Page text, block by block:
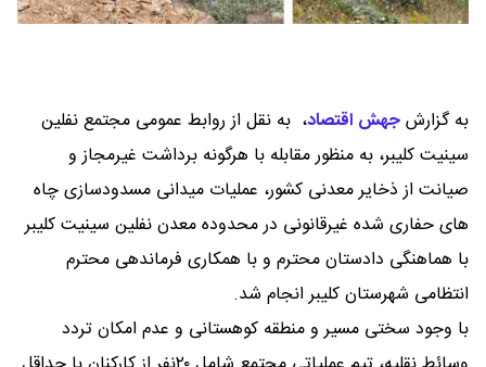
به گزارشجهش اقتصاد، به نقل از روابط عمومی مجتمع نفلین
سینیت کلیبر، به منظور مقابله با هرگونه برداشت غیرمجاز و
صیانت از ذخایر معدنی کشور، عملیات میدانی مسدودسازی چاه
های حفاری شده غیرقانونی در محدوده معدن نفلین سینیت کلیبر
با هماهنگی دادستان محترم و با همکاری فرماندهی محترم
انتظامی شهرستان کلیبر انجام شد.
با وجود سختی مسیر و منطقه کوهستانی و عدم امکان تردد